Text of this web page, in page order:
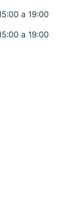
a 19:00
a 19:00